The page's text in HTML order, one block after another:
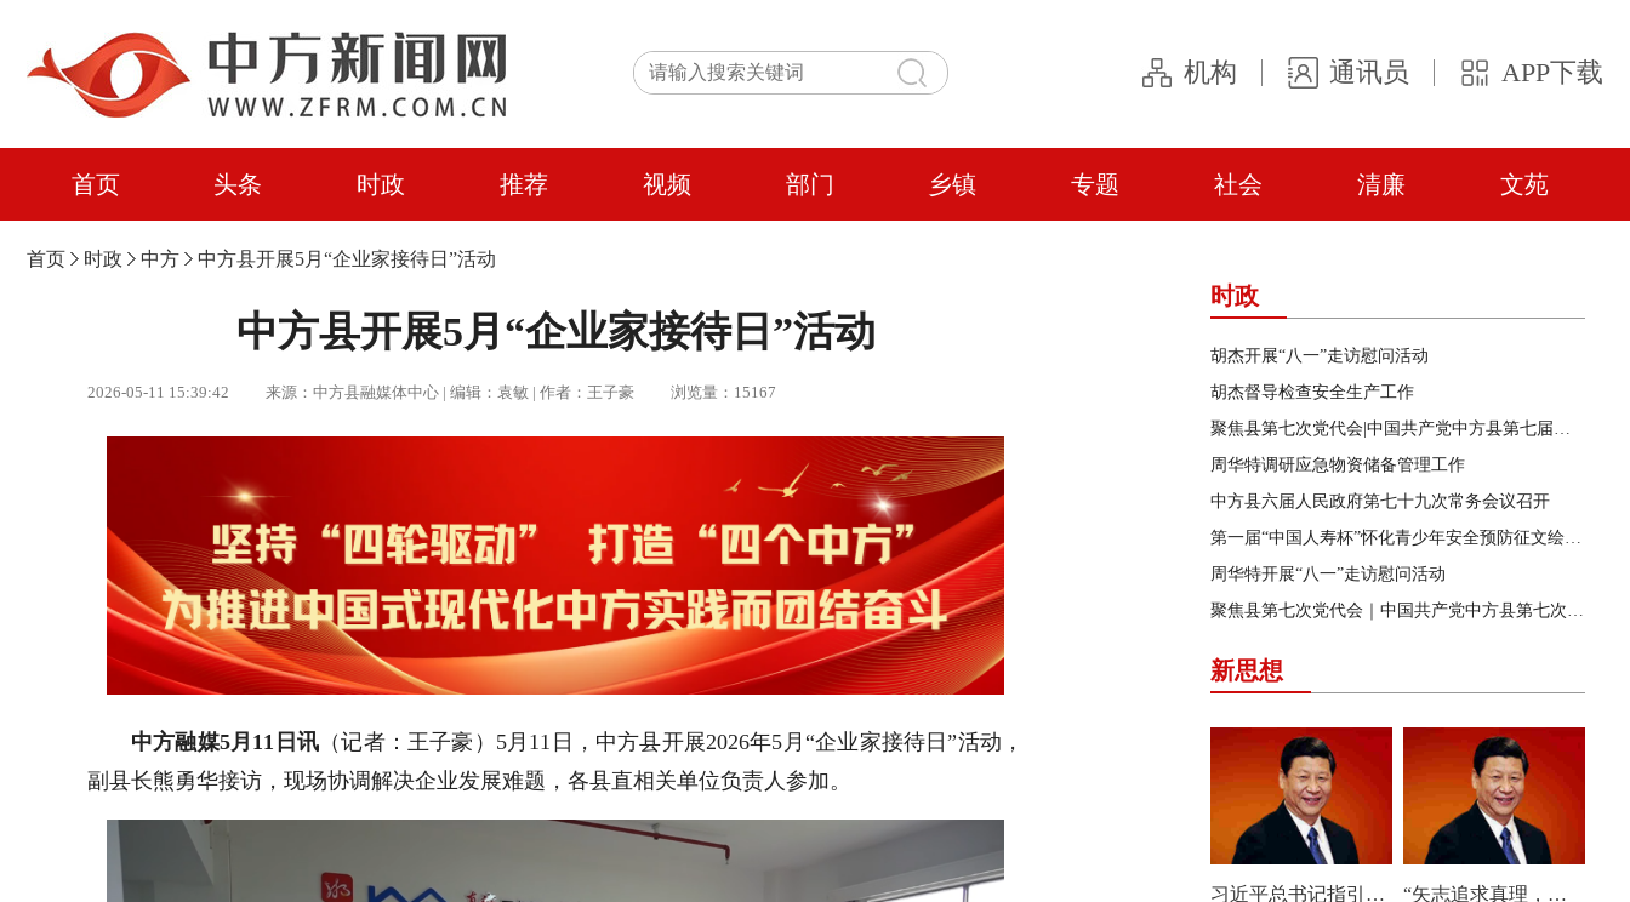
机构 通讯员 APP下载
首页 头条 时政 推荐 视频 部门 乡镇 专题 社会 清廉 文苑
首页 时政 中方 中方县开展5月“企业家接待日”活动
中方县开展5月“企业家接待日”活动
2026-05-11 15:39:42 来源：中方县融媒体中心 | 编辑：袁敏 | 作者：王子豪 浏览量：15167
中方融媒5月11日讯​（记者：王子豪）5月11日，中方县开展2026年5月“企业家接待日”活动，
副县长熊勇华接访，现场协调解决企业发展难题，各县直相关单位负责人参加。
时政
胡杰开展“八一”走访慰问活动
胡杰督导检查安全生产工作
聚焦县第七次党代会|中国共产党中方县第七届委员会第一次全体会议召开
周华特调研应急物资储备管理工作
中方县六届人民政府第七十九次常务会议召开
第一届“中国人寿杯”怀化青少年安全预防征文绘画短视频竞赛活动在中方县启动
周华特开展“八一”走访慰问活动
聚焦县第七次党代会｜中国共产党中方县第七次代表大会胜利闭幕
新思想
习近平总书记指引人工智能发展与治理 “矢志追求真理，始终把准前进方向”——深入学习贯彻习近平总书记在庆祝中国共产党成立105周年大会上重要讲话系列述评之六